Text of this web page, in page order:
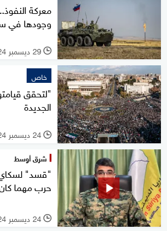
معركة
وجودها في
l 29 ديسمبر 2024
خاص
الجديدة
l 24 ديسمبر 2024
شرق أوسط
"قسد" لسكاي
حرب مهما
l 24 ديسمبر 2024